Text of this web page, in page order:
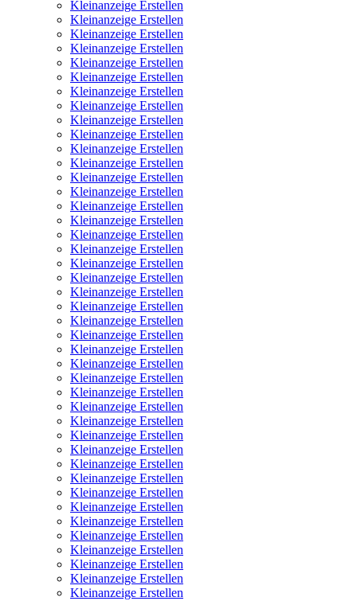
Kleinanzeige Erstellen
Kleinanzeige Erstellen
Kleinanzeige Erstellen
Kleinanzeige Erstellen
Kleinanzeige Erstellen
Kleinanzeige Erstellen
Kleinanzeige Erstellen
Kleinanzeige Erstellen
Kleinanzeige Erstellen
Kleinanzeige Erstellen
Kleinanzeige Erstellen
Kleinanzeige Erstellen
Kleinanzeige Erstellen
Kleinanzeige Erstellen
Kleinanzeige Erstellen
Kleinanzeige Erstellen
Kleinanzeige Erstellen
Kleinanzeige Erstellen
Kleinanzeige Erstellen
Kleinanzeige Erstellen
Kleinanzeige Erstellen
Kleinanzeige Erstellen
Kleinanzeige Erstellen
Kleinanzeige Erstellen
Kleinanzeige Erstellen
Kleinanzeige Erstellen
Kleinanzeige Erstellen
Kleinanzeige Erstellen
Kleinanzeige Erstellen
Kleinanzeige Erstellen
Kleinanzeige Erstellen
Kleinanzeige Erstellen
Kleinanzeige Erstellen
Kleinanzeige Erstellen
Kleinanzeige Erstellen
Kleinanzeige Erstellen
Kleinanzeige Erstellen
Kleinanzeige Erstellen
Kleinanzeige Erstellen
Kleinanzeige Erstellen
Kleinanzeige Erstellen
Kleinanzeige Erstellen